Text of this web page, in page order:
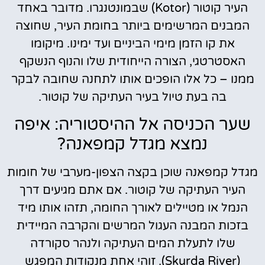
העיר קוטור (Kotor) שבמונטנגרו. מדובר באחד
המבנים המרשימים ביותר בחומת העיר, שחוצה
את קו הזמן מימי הביניים ועד ימינו. מיקומו
האסטרטגי, הצורה הייחודית שלו והנוף הנשקף
ממנו – כל אלו הופכים אותו לתחנה שחובה לבקר
בה בעת טיול בעיר העתיקה של קוטור.
שער הכניסה אל ההיסטוריה: איפה
נמצא מגדל קמפאנה?
מגדל קמפאנה שוכן בקצה הצפון-מערבי של חומות
העיר העתיקה של קוטור. אם אתם מגיעים דרך
הנמל או מטיילים לאורך החומה, תזהו אותו מיד
בזכות המבנה העגול המרשים והקרבה המיידית
שלו לתעלת המים העתיקה ולנהר סקורדה
(Skurda River). זוהי אחת מנקודות המפגש